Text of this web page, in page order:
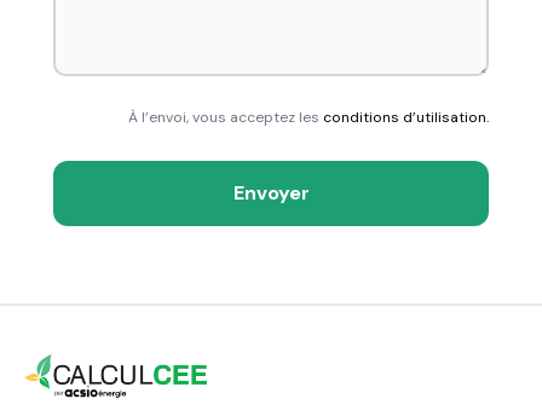
À l’envoi, vous acceptez les conditions d’utilisation.
Envoyer